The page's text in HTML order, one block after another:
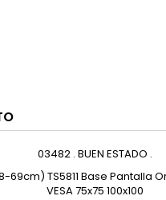
03482 . BUEN ESTADO .
69cm) TS5811 Base
VESA 75x75 100x100